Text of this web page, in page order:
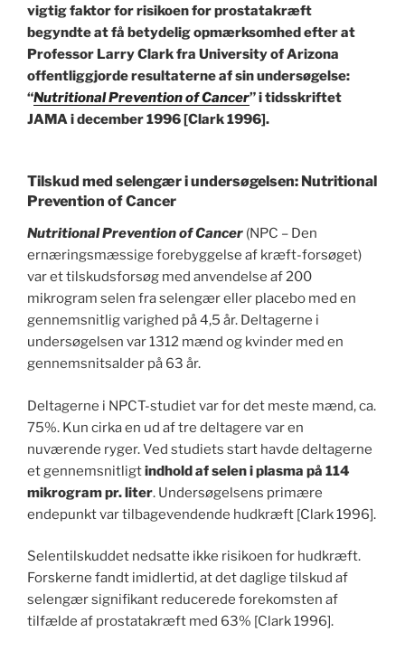
vigtig faktor for risikoen for prostatakræft
begyndte at få betydelig opmærksomhed efter at
Professor Larry Clark fra University of Arizona
offentliggjorde resultaterne af sin undersøgelse:
“Nutritional Prevention of Cancer” i tidsskriftet
JAMA i december 1996 [Clark 1996].
Tilskud med selengær i undersøgelsen: Nutritional
Prevention of Cancer
Nutritional Prevention of Cancer (NPC – Den
ernæringsmæssige forebyggelse af kræft-forsøget)
var et tilskudsforsøg med anvendelse af 200
mikrogram selen fra selengær eller placebo med en
gennemsnitlig varighed på 4,5 år. Deltagerne i
undersøgelsen var 1312 mænd og kvinder med en
gennemsnitsalder på 63 år.
Deltagerne i NPCT-studiet var for det meste mænd, ca.
75%. Kun cirka en ud af tre deltagere var en
nuværende ryger. Ved studiets start havde deltagerne
et gennemsnitligtindhold af selen i plasma på 114
mikrogram pr. liter. Undersøgelsens primære
endepunkt var tilbagevendende hudkræft [Clark 1996].
Selentilskuddet nedsatte ikke risikoen for hudkræft.
Forskerne fandt imidlertid, at det daglige tilskud af
selengær signifikant reducerede forekomsten af
tilfælde af prostatakræft med 63% [Clark 1996].